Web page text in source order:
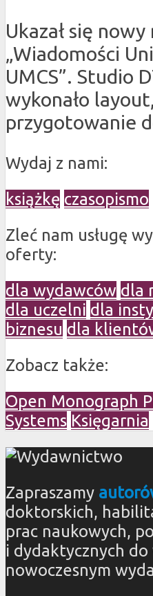
Ukazał się
„Wiadomości
UMCS”. Studio
wykonało
przygotowanie
Wydaj z nami:
książkę czasopismo
Zleć nam usługę
oferty:
dla wydawców dla
dla uczelni dla
biznesu dla
Zobacz także:
Open Monograph
Systems Księgarnia
Zapraszamy
doktorskich,
prac naukowych,
i dydaktycznych
nowoczesnym